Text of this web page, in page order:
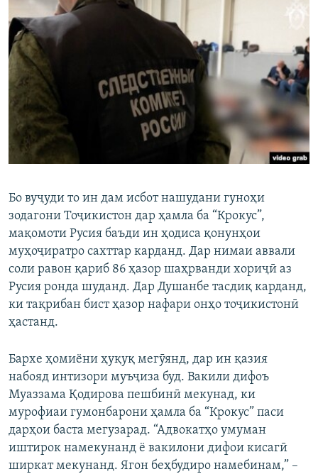
Бо вуҷуди то ин дам исбот нашудани гуноҳи
зодагони Тоҷикистон дар ҳамла ба “Крокус”,
мақомоти Русия баъди ин ҳодиса қонунҳои
муҳоҷиратро сахттар карданд. Дар нимаи аввали
соли равон қариб 86 ҳазор шаҳрванди хориҷӣ аз
Русия ронда шуданд. Дар Душанбе тасдиқ карданд,
ки тақрибан бист ҳазор нафари онҳо тоҷикистонӣ
ҳастанд.
Бархе ҳомиёни ҳуқуқ мегӯянд, дар ин қазия
набояд интизори муъҷиза буд. Вакили дифоъ
Муаззама Қодирова пешбинӣ мекунад, ки
мурофиаи гумонбарони ҳамла ба “Крокус” паси
дарҳои баста мегузарад. “Адвокатҳо умуман
иштирок намекунанд ё вакилони дифои кисагӣ
ширкат мекунанд. Ягон беҳбудиро намебинам,” –